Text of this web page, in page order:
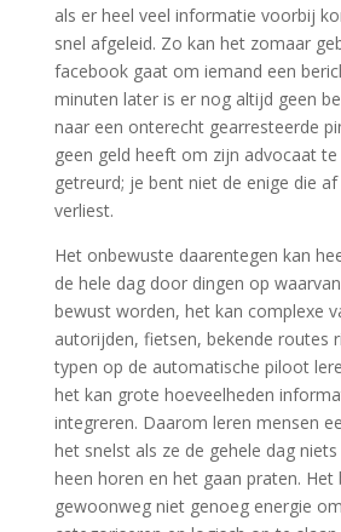
als er heel veel informatie voorbij
snel afgeleid. Zo kan het zomaar
facebook gaat om iemand een
minuten later is er nog altijd geen
naar een onterecht gearresteerde
geen geld heeft om zijn advocaat
getreurd; je bent niet de enige die
verliest.
Het onbewuste daarentegen kan
de hele dag door dingen op
bewust worden, het kan complexe
autorijden, fietsen, bekende routes
typen op de automatische piloot
het kan grote hoeveelheden
integreren. Daarom leren mensen
het snelst als ze de gehele dag
heen horen en het gaan praten.
gewoonweg niet genoeg energie